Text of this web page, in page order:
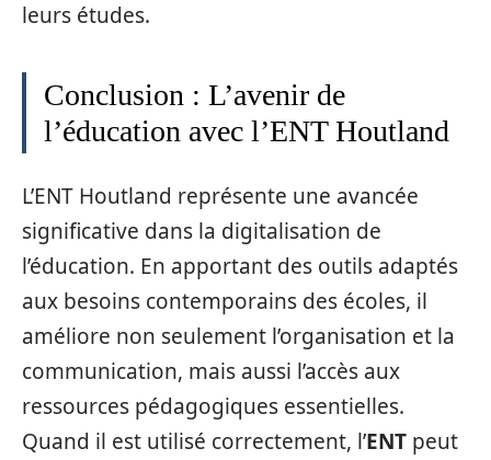
leurs études.
Conclusion : L’avenir de
l’éducation avec l’ENT Houtland
L’ENT Houtland représente une avancée
significative dans la digitalisation de
l’éducation. En apportant des outils adaptés
aux besoins contemporains des écoles, il
améliore non seulement l’organisation et la
communication, mais aussi l’accès aux
ressources pédagogiques essentielles.
Quand il est utilisé correctement, l’ENT peut